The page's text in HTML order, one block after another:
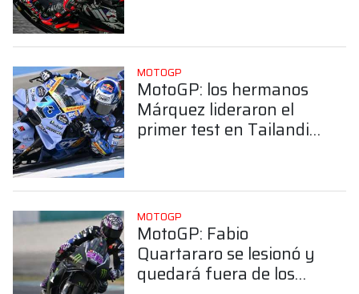
MOTOGP
MotoGP: los hermanos
Márquez lideraron el
primer test en Tailandia,
MOTOGP
MotoGP: Fabio
Quartararo se lesionó y
quedará fuera de los